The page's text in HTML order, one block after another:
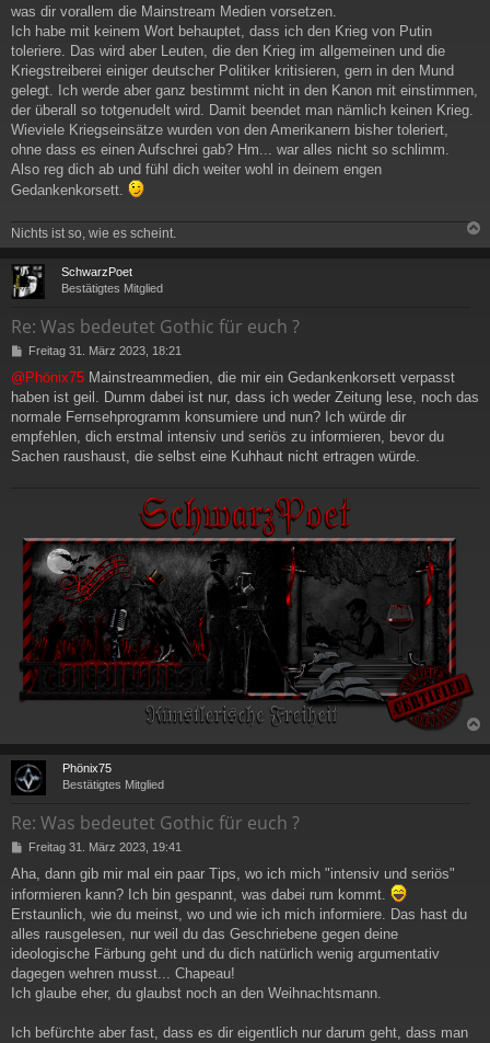
was dir vorallem die Mainstream Medien vorsetzen.
Ich habe mit keinem Wort behauptet, dass ich den Krieg von Putin
toleriere. Das wird aber Leuten, die den Krieg im allgemeinen und die
Kriegstreiberei einiger deutscher Politiker kritisieren, gern in den Mund
gelegt. Ich werde aber ganz bestimmt nicht in den Kanon mit einstimmen,
der überall so totgenudelt wird. Damit beendet man nämlich keinen Krieg.
Wieviele Kriegseinsätze wurden von den Amerikanern bisher toleriert,
ohne dass es einen Aufschrei gab? Hm... war alles nicht so schlimm.
Also reg dich ab und fühl dich weiter wohl in deinem engen
Gedankenkorsett.
Nichts ist so, wie es scheint.
a
SchwarzPoet
Bestätigtes Mitglied
Re: Was bedeutet Gothic für euch ?
B
i
t
r
a
Freitag 31. März 2023, 18:21
@Phönix75 Mainstreammedien, die mir ein Gedankenkorsett verpasst
haben ist geil. Dumm dabei ist nur, dass ich weder Zeitung lese, noch das
normale Fernsehprogramm konsumiere und nun? Ich würde dir
empfehlen, dich erstmal intensiv und seriös zu informieren, bevor du
Sachen raushaust, die selbst eine Kuhhaut nicht ertragen würde.
a
Phönix75
Bestätigtes Mitglied
Re: Was bedeutet Gothic für euch ?
B
t
r
a
Freitag 31. März 2023, 19:41
Aha, dann gib mir mal ein paar Tips, wo ich mich "intensiv und seriös"
informieren kann? Ich bin gespannt, was dabei rum kommt.
Erstaunlich, wie du meinst, wo und wie ich mich informiere. Das hast du
alles rausgelesen, nur weil du das Geschriebene gegen deine
ideologische Färbung geht und du dich natürlich wenig argumentativ
dagegen wehren musst... Chapeau!
Ich glaube eher, du glaubst noch an den Weihnachtsmann.
Ich befürchte aber fast, dass es dir eigentlich nur darum geht, dass man